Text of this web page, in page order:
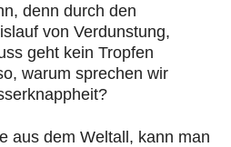
denn durch den
von Verdunstung,
geht kein Tropfen
warum sprechen wir
aus dem Weltall, kann man